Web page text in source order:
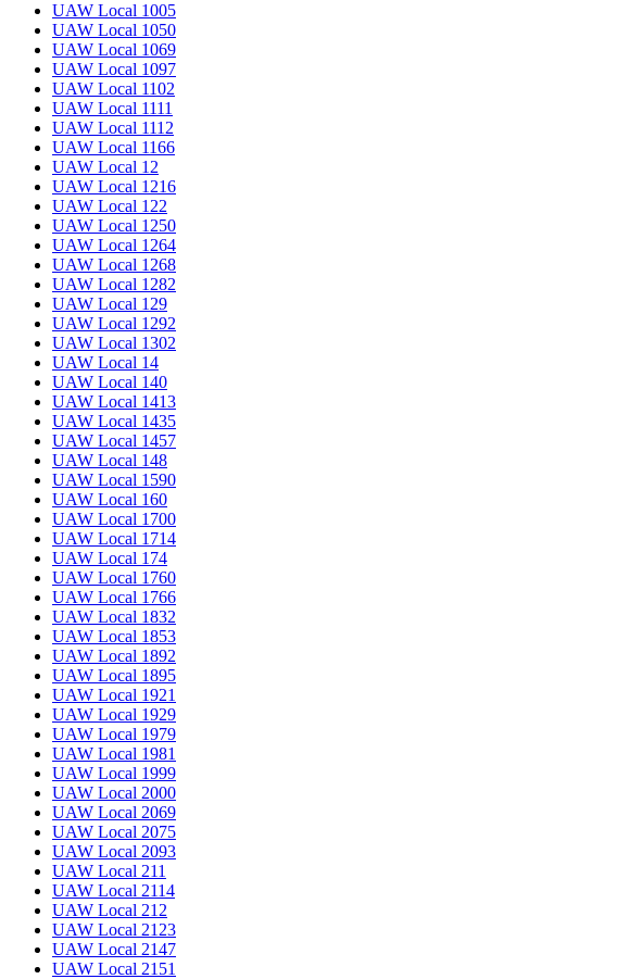
UAW Local 1005
UAW Local 1050
UAW Local 1069
UAW Local 1097
UAW Local 1102
UAW Local 1111
UAW Local 1112
UAW Local 1166
UAW Local 12
UAW Local 1216
UAW Local 122
UAW Local 1250
UAW Local 1264
UAW Local 1268
UAW Local 1282
UAW Local 129
UAW Local 1292
UAW Local 1302
UAW Local 14
UAW Local 140
UAW Local 1413
UAW Local 1435
UAW Local 1457
UAW Local 148
UAW Local 1590
UAW Local 160
UAW Local 1700
UAW Local 1714
UAW Local 174
UAW Local 1760
UAW Local 1766
UAW Local 1832
UAW Local 1853
UAW Local 1892
UAW Local 1895
UAW Local 1921
UAW Local 1929
UAW Local 1979
UAW Local 1981
UAW Local 1999
UAW Local 2000
UAW Local 2069
UAW Local 2075
UAW Local 2093
UAW Local 211
UAW Local 2114
UAW Local 212
UAW Local 2123
UAW Local 2147
UAW Local 2151